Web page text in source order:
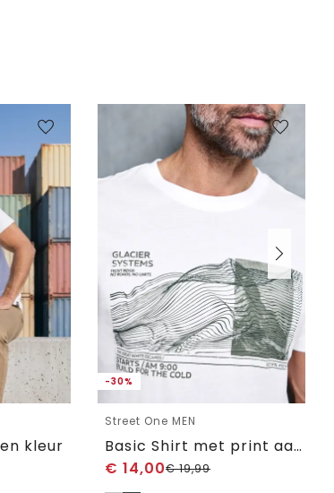
kleur
-30%
Street One MEN
Basic Shirt met print aan de voorkant
€ 14,00€19,99